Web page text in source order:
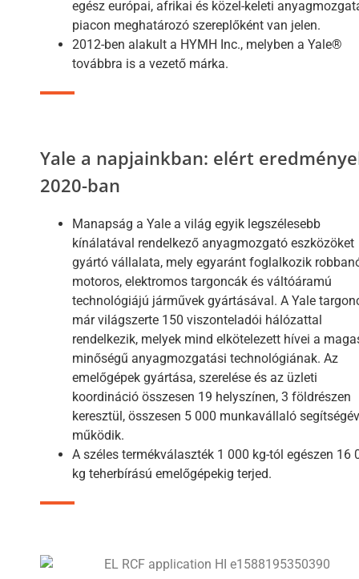
egész európai, afrikai és közel-keleti
piacon meghatározó szereplőként van jelen.
2012-ben alakult a HYMH Inc., melyben a Yale®
továbbra is a vezető márka.
Yale a napjainkban: elért
2020-ban
Manapság a Yale a világ egyik legszélesebb
kínálatával rendelkező anyagmozgató eszközöket
gyártó vállalata, mely egyaránt foglalkozik
motoros, elektromos targoncák és váltóáramú
technológiájú járművek gyártásával. A Yale
már világszerte 150 viszonteladói hálózattal
rendelkezik, melyek mind elkötelezett hívei a
minőségű anyagmozgatási technológiának. Az
emelőgépek gyártása, szerelése és az üzleti
koordináció összesen 19 helyszínen, 3 földrészen
keresztül, összesen 5 000 munkavállaló
működik.
A széles termékválaszték 1 000 kg-tól egészen 16
kg teherbírású emelőgépekig terjed.